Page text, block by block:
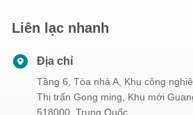
Liên lạc nhanh
Địa chỉ
Tầng 6, Tòa nhà A, Khu công
Thị trấn Gong ming, Khu mới
518000, Trung Quốc.